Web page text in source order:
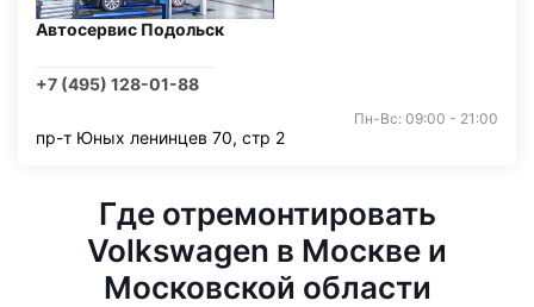
Автосервис Подольск
+7 (495) 128-01-88
Пн-Вс: 09:00 - 21:00
пр-т Юных ленинцев 70, стр 2
Где отремонтировать
Volkswagen в Москве и
Московской области